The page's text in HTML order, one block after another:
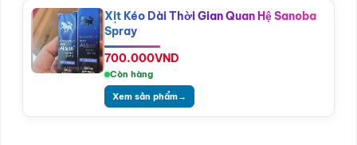
Xịt Kéo Dài Thời Gian Quan Hệ Sanoba
Spray
700.000VND
Còn hàng
Xem sản phẩm→